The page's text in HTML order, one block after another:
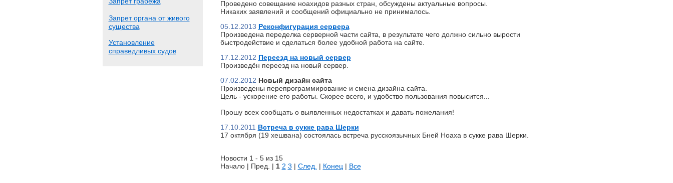
Запрет органа от живого
существа
Установление
справедливых судов
Проведено совещание ноахидов разных стран, обсуждены актуальные вопросы.
Никаких заявлений и сообщений официально не принималось.
05.12.2013 Реконфигурация сервера
Произведена переделка серверной части сайта, в результате чего должно сильно вырости
быстродействие и сделаться более удобной работа на сайте.
17.12.2012 Переезд на новый сервер
Произведён переезд на новый сервер.
07.02.2012 Новый дизайн сайта
Произведены перепрограммирование и смена дизайна сайта.
Цель - ускорение его работы. Скорее всего, и удобство пользования повысится...
Прошу всех сообщать о выявленных недостатках и давать пожелания!
17.10.2011 Встреча в сукке рава Шерки
17 октября (19 хешвана) состоялась встреча русскоязычных Бней Ноаха в сукке рава Шерки.
Новости 1 - 5 из 15
Начало | Пред. | 1 2 3 | След. | Конец | Все